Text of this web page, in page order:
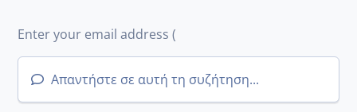
Απαντήστε σε αυτή τη συζήτηση...